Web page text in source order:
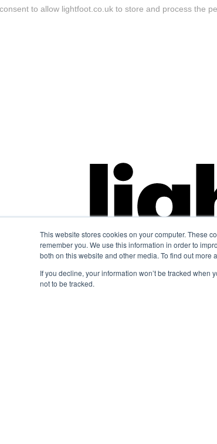
This website stores cookies on your computer. These
remember you. We use this information in order to
both on this website and other media. To find out
If you decline, your information won’t be tracked
not to be tracked.